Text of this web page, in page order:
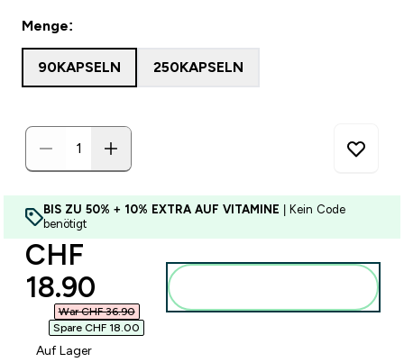
Menge:
90KAPSELN 250KAPSELN
BIS ZU 50% + 10% EXTRA AUF VITAMINE
| Kein Code
benötigt
discounted price
CHF
18.90‎
War CHF 36.90‎
Spare CHF 18.00‎
Auf Lager